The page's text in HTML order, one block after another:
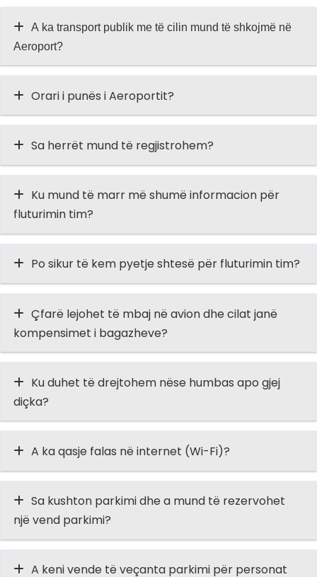
A ka transport publik me të cilin mund të shkojmë në
Aeroport?
Orari i punës i Aeroportit?
Sa herrët mund të regjistrohem?
Ku mund të marr më shumë informacion për
fluturimin tim?
Po sikur të kem pyetje shtesë për fluturimin tim?
Çfarë lejohet të mbaj në avion dhe cilat janë
kompensimet i bagazheve?
Ku duhet të drejtohem nëse humbas apo gjej
diçka?
A ka qasje falas në internet (Wi-Fi)?
Sa kushton parkimi dhe a mund të rezervohet
një vend parkimi?
A keni vende të veçanta parkimi për personat